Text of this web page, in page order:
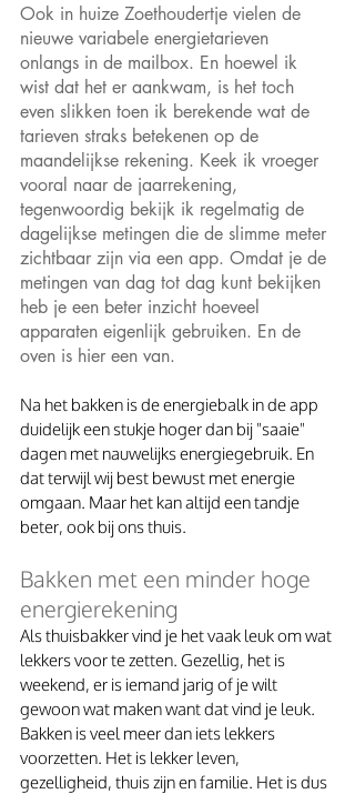
Ook in huize Zoethoudertje vielen de
nieuwe variabele energietarieven
onlangs in de mailbox. En hoewel ik
wist dat het er aankwam, is het toch
even slikken toen ik berekende wat de
tarieven straks betekenen op de
maandelijkse rekening. Keek ik vroeger
vooral naar de jaarrekening,
tegenwoordig bekijk ik regelmatig de
dagelijkse metingen die de slimme meter
zichtbaar zijn via een app. Omdat je de
metingen van dag tot dag kunt bekijken
heb je een beter inzicht hoeveel
apparaten eigenlijk gebruiken. En de
oven is hier een van.
Na het bakken is de energiebalk in de app
duidelijk een stukje hoger dan bij "saaie"
dagen met nauwelijks energiegebruik. En
dat terwijl wij best bewust met energie
omgaan. Maar het kan altijd een tandje
beter, ook bij ons thuis.
Bakken met een minder hoge
energierekening
Als thuisbakker vind je het vaak leuk om wat
lekkers voor te zetten. Gezellig, het is
weekend, er is iemand jarig of je wilt
gewoon wat maken want dat vind je leuk.
Bakken is veel meer dan iets lekkers
voorzetten. Het is lekker leven,
gezelligheid, thuis zijn en familie. Het is dus